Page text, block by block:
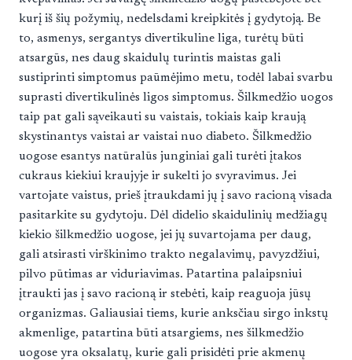
kurį iš šių požymių, nedelsdami kreipkitės į gydytoją. Be
to, asmenys, sergantys divertikuline liga, turėtų būti
atsargūs, nes daug skaidulų turintis maistas gali
sustiprinti simptomus paūmėjimo metu, todėl labai svarbu
suprasti divertikulinės ligos simptomus. Šilkmedžio uogos
taip pat gali sąveikauti su vaistais, tokiais kaip kraują
skystinantys vaistai ar vaistai nuo diabeto. Šilkmedžio
uogose esantys natūralūs junginiai gali turėti įtakos
cukraus kiekiui kraujyje ir sukelti jo svyravimus. Jei
vartojate vaistus, prieš įtraukdami jų į savo racioną visada
pasitarkite su gydytoju. Dėl didelio skaidulinių medžiagų
kiekio šilkmedžio uogose, jei jų suvartojama per daug,
gali atsirasti virškinimo trakto negalavimų, pavyzdžiui,
pilvo pūtimas ar viduriavimas. Patartina palaipsniui
įtraukti jas į savo racioną ir stebėti, kaip reaguoja jūsų
organizmas. Galiausiai tiems, kurie anksčiau sirgo inkstų
akmenlige, patartina būti atsargiems, nes šilkmedžio
uogose yra oksalatų, kurie gali prisidėti prie akmenų